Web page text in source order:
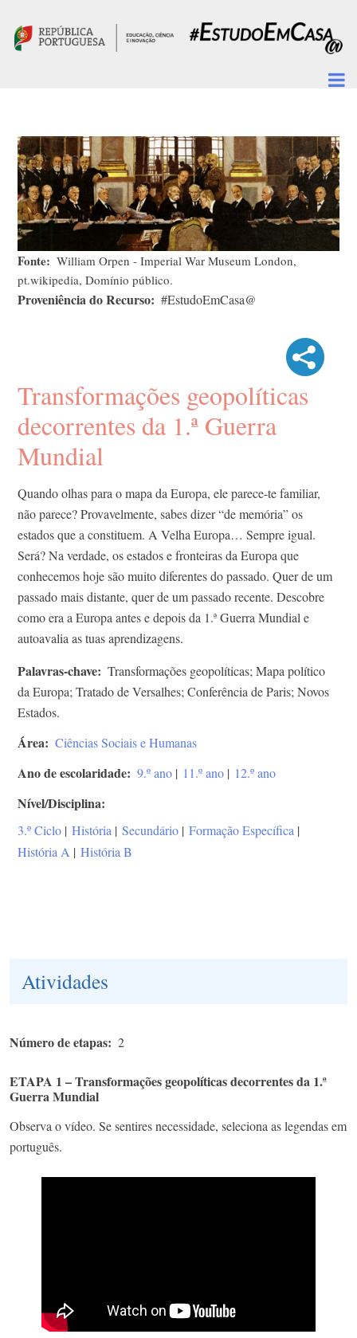
Fonte
William Orpen - Imperial War Museum London,
pt.wikipedia, Domínio público.
Proveniência do Recurso #EstudoEmCasa@
Transformações geopolíticas
decorrentes da 1.ª Guerra
Mundial
Quando olhas para o mapa da Europa, ele parece-te familiar,
não parece? Provavelmente, sabes dizer “de memória” os
estados que a constituem. A Velha Europa… Sempre igual.
Será? Na verdade, os estados e fronteiras da Europa que
conhecemos hoje são muito diferentes do passado. Quer de um
passado mais distante, quer de um passado recente. Descobre
como era a Europa antes e depois da 1.ª Guerra Mundial e
autoavalia as tuas aprendizagens.
Palavras-chave
Transformações geopolíticas; Mapa político
da Europa; Tratado de Versalhes; Conferência de Paris; Novos
Estados.
Área Ciências Sociais e Humanas
Ano de escolaridade 9.º ano | 11.º ano | 12.º ano
Nível/Disciplina
3.º Ciclo | História | Secundário | Formação Específica |
História A | História B
Atividades
Número de etapas 2
ETAPA 1 – Transformações geopolíticas decorrentes da 1.ª
Guerra Mundial
Observa o vídeo. Se sentires necessidade, seleciona as legendas em
português.